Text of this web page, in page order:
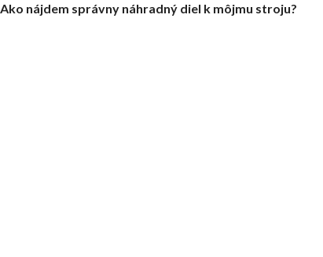
Ako nájdem správny náhradný diel k môjmu stroju?